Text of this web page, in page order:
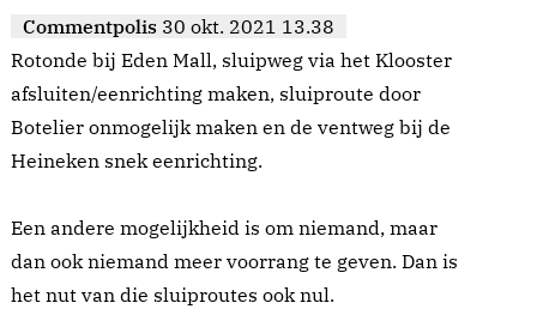
Commentpolis 30 okt. 2021 13.38
Rotonde bij Eden Mall, sluipweg via het Klooster
afsluiten/eenrichting maken, sluiproute door
Botelier onmogelijk maken en de ventweg bij de
Heineken snek eenrichting.
Een andere mogelijkheid is om niemand, maar
dan ook niemand meer voorrang te geven. Dan is
het nut van die sluiproutes ook nul.